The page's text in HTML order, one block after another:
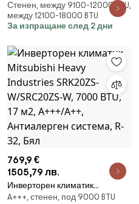
Mitsubishi Heavy Industries
SRK35ZTL-W + SRC35ZTL-W,
12000 BTU, 25 м2, A++, Wi-Fi, R-
Стенен, между 9100-12000 BTU,
между 12100-18000 BTU
За изпращане след 2 дни
769,9 €
1505,79 лв.
Инверторен климатик
Mitsubishi Heavy Industries
A+++, стенен, под 9000 BTU